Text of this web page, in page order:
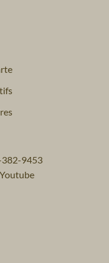
382-9453
Youtube